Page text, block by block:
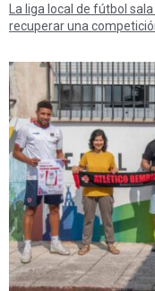
La liga local de fútbol
recuperar una